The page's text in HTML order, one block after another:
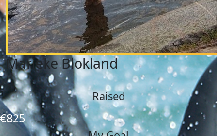
Marieke Blokland
Raised
€825